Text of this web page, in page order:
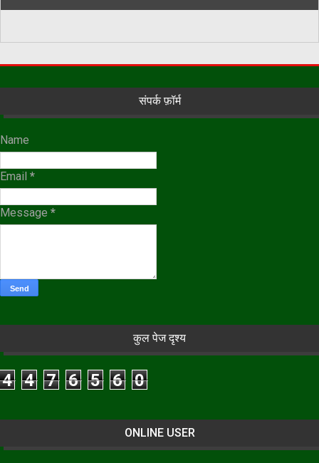
संपर्क फ़ॉर्म
Name
Email *
Message *
कुल पेज दृश्य
4 4 7 6 5 6 0
ONLINE USER